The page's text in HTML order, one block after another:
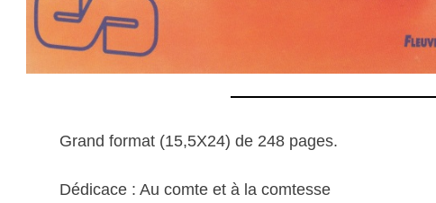
Grand format (15,5X24) de 248 pages.
Dédicace : Au comte et à la comtesse